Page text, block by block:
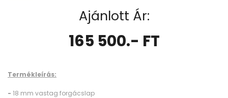
Ajánlott Ár:
165 500.- FT
Termékleírás:
- 18 mm vastag forgácslap